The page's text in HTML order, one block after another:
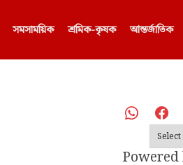
সমসাময়িক শ্রমিক-কৃষক আন্তর্জাতিক